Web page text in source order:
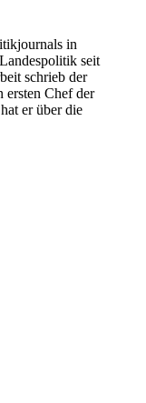
in
seit
schrieb der
ersten Chef der
er über die